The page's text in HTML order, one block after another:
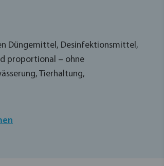
Düngemittel, Desinfektionsmittel,
proportional – ohne
Tierhaltung,